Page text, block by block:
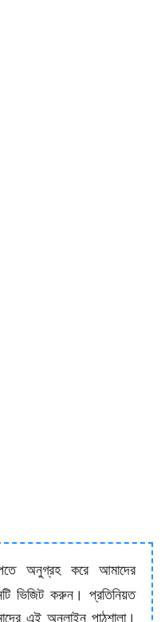
অনুগ্রহ করে আমাদের
ভিজিট করুন। প্রতিনিয়ত
এই অনলাইন পাঠশালা।